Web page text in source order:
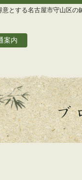
とする名古屋市守山区の
案内